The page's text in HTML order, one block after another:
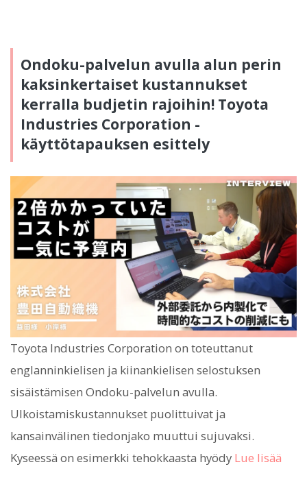
Ondoku-palvelun avulla alun perin
kaksinkertaiset kustannukset
kerralla budjetin rajoihin! Toyota
Industries Corporation -
käyttötapauksen esittely
Toyota Industries Corporation on toteuttanut
englanninkielisen ja kiinankielisen selostuksen
sisäistämisen Ondoku-palvelun avulla.
Ulkoistamiskustannukset puolittuivat ja
kansainvälinen tiedonjako muuttui sujuvaksi.
Kyseessä on esimerkki tehokkaasta hyödy Lue lisää